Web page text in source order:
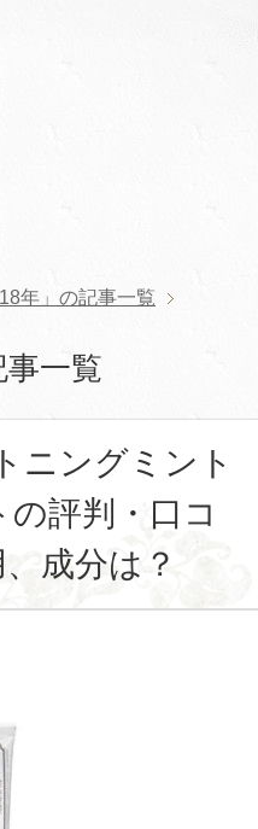
年」の記事一覧
事一覧
ニングミント
の評判・口コ
成分は？